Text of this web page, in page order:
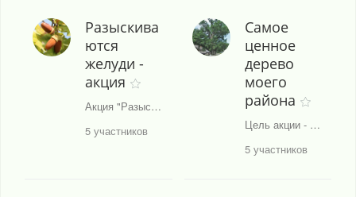
Разыскива
ются
желуди -
акция
Акция "Разыскиваются желуди" в Москве и Московской области.
5 участников
Самое
ценное
дерево
моего
района
Цель акции - выявить самые примечательные, памятные, уникальные деревья, а также деревья-долгожители или группы деревьев (в небольших скверах, аллеях) для последующего их учёта и сохранения.
5 участников